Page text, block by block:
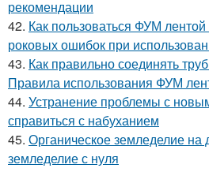
рекомендации
42. Как пользоваться ФУМ лентой
роковых ошибок при
43. Как правильно соединять
Правила использования ФУМ
44. Устранение проблемы с
справиться с набуханием
45. Органическое земледелие на
земледелие с нуля